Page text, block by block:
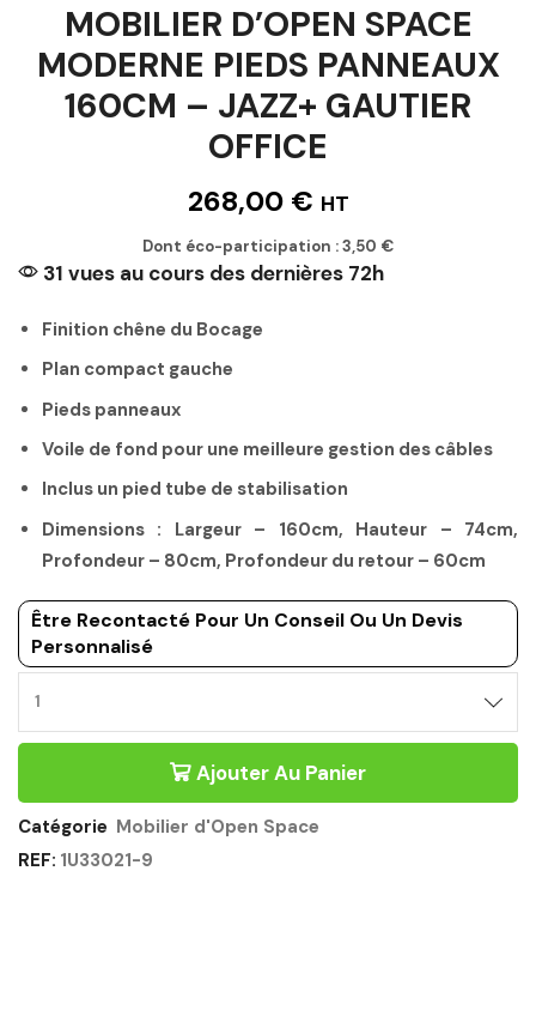
MOBILIER D’OPEN SPACE
MODERNE PIEDS PANNEAUX
160CM – JAZZ+ GAUTIER
OFFICE
268,00 € HT
Dont éco-participation :3,50 €
31 vues au cours des dernières 72h
Finition chêne du Bocage
Plan compact gauche
Pieds panneaux
Voile de fond pour une meilleure gestion des câbles
Inclus un pied tube de stabilisation
Dimensions : Largeur – 160cm, Hauteur – 74cm,
Profondeur – 80cm, Profondeur du retour – 60cm
Être Recontacté Pour Un Conseil Ou Un Devis
Personnalisé
Ajouter Au Panier
Catégorie Mobilier d'Open Space
REF: 1U33021-9